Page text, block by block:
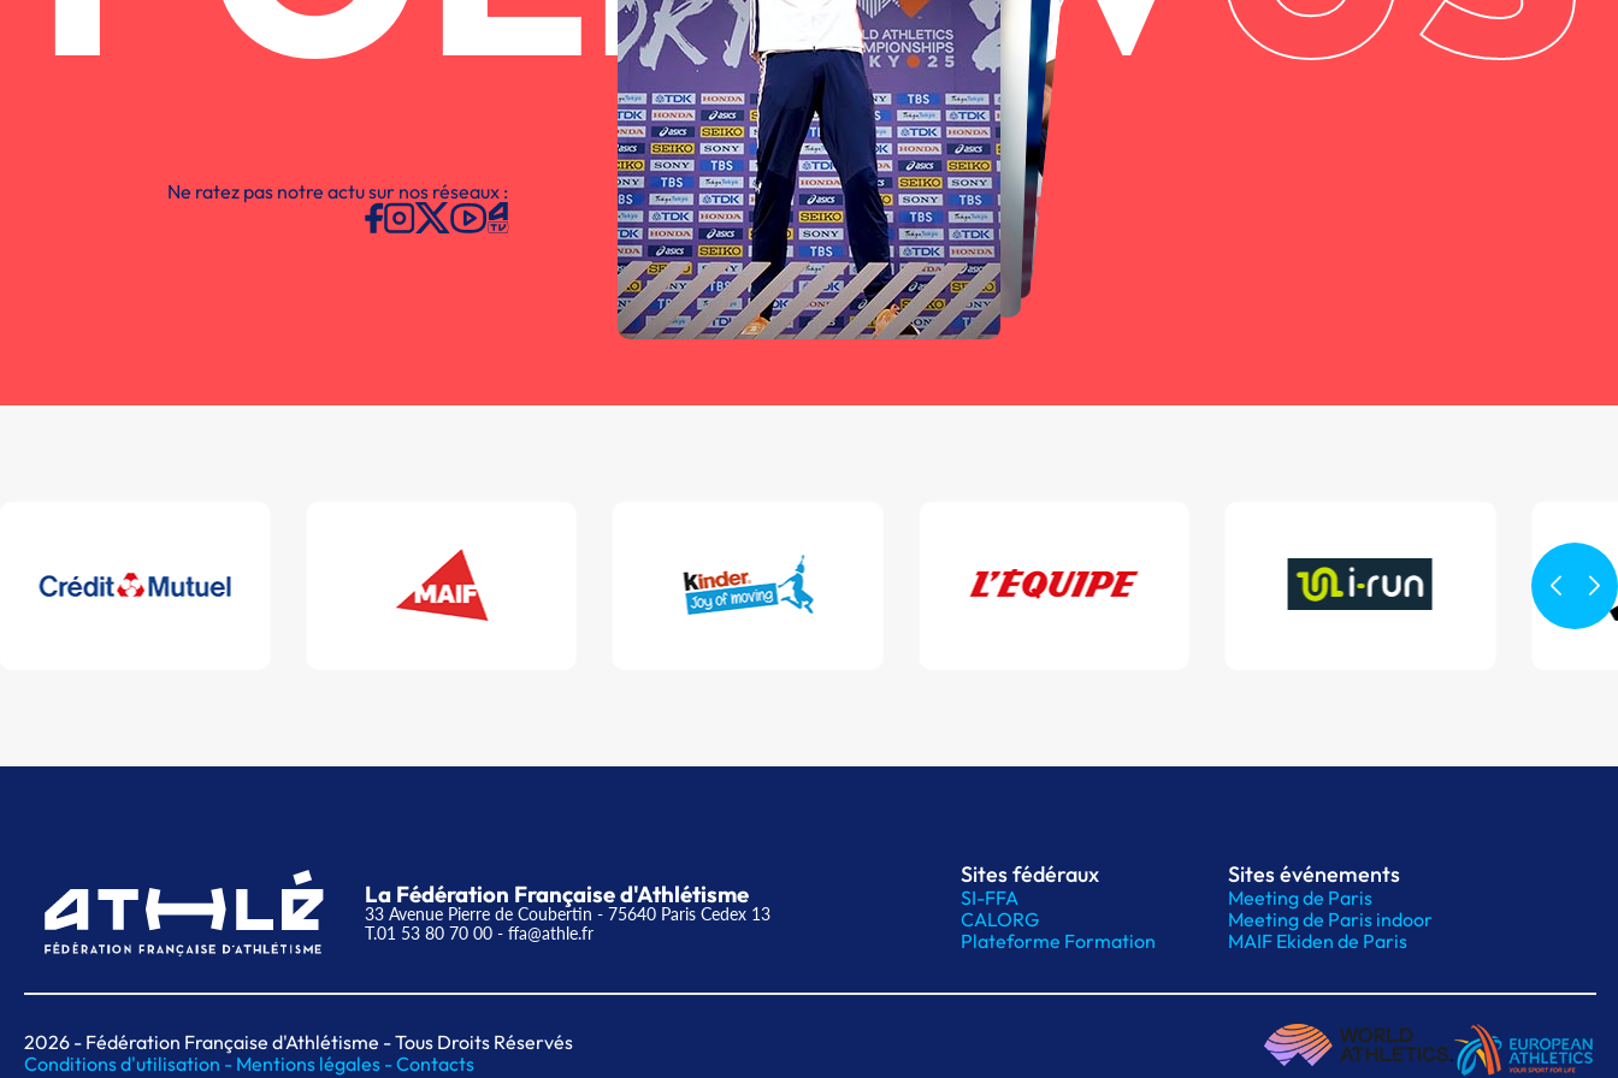
Ne ratez pas notre actu sur nos réseaux :
La Fédération Française d'Athlétisme
33 Avenue Pierre de Coubertin - 75640 Paris Cedex 13
T.01 53 80 70 00 - ffa@athle.fr
Sites fédéraux
SI-FFA
CALORG
Plateforme Formation
Sites événements
Meeting de Paris
Meeting de Paris indoor
MAIF Ekiden de Paris
2026 - Fédération Française d'Athlétisme - Tous Droits Réservés
Conditions d'utilisation - Mentions légales -Contacts